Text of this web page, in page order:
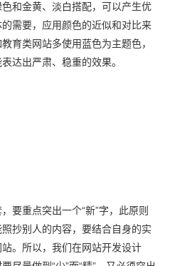
和金黄、淡白搭配，可以产生优
需要，应用颜色的近似和对比来
育类网站多使用蓝色为主题色，
达出严肃、稳重的效果。
要重点突出一个“新”字，此原则
抄别人的内容，要结合自身的实
。所以，我们在网站开发设计